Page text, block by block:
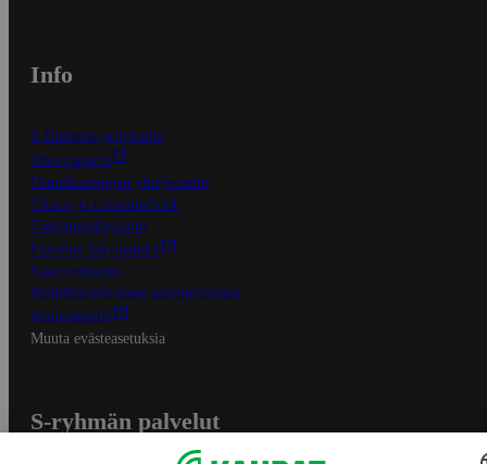
Info
S-Business yrityksille
Oiva-raportit
Osuuskauppojen yhteystiedot
Tilaus- ja toimitusehdot
Tietosuojakäytäntö
Palvelun käyttöehdot
Saavutettavuus
Mobiilisovelluksen saavutettavuus
Mainostajalle
Muuta evästeasetuksia
S-ryhmän palvelut